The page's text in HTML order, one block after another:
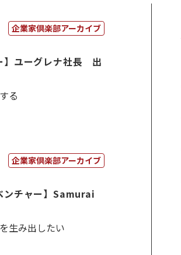
企業家倶楽部アーカイブ
】ユーグレナ社長 出
る
企業家倶楽部アーカイブ
ンチャー】Samurai
生み出したい